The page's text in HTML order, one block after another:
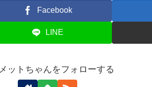
Facebook
LINE
ットちゃんをフォローする